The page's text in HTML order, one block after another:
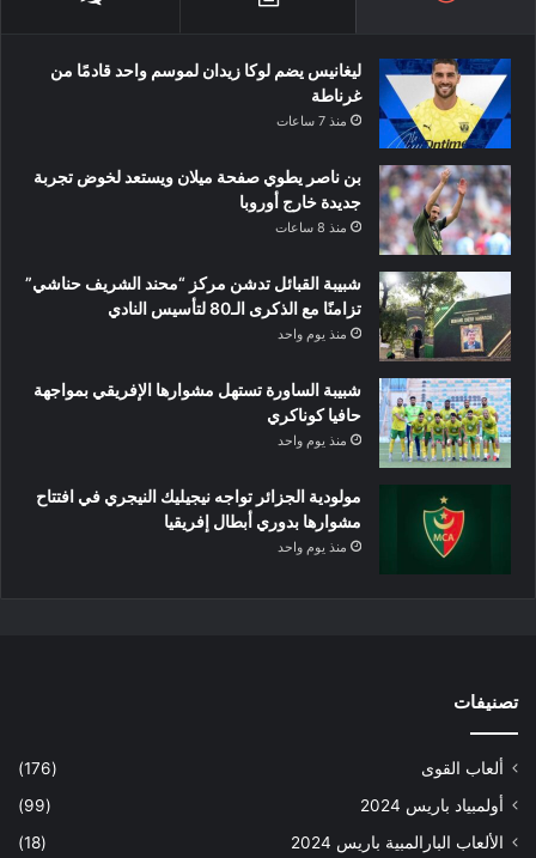
ليغانيس يضم لوكا زيدان لموسم واحد قادمًا من
غرناطة
منذ 7 ساعات
بن ناصر يطوي صفحة ميلان ويستعد لخوض تجربة
جديدة خارج أوروبا
منذ 8 ساعات
شبيبة القبائل تدشن مركز “محند الشريف حناشي”
تزامنًا مع الذكرى الـ80 لتأسيس النادي
منذ يوم واحد
شبيبة الساورة تستهل مشوارها الإفريقي بمواجهة
حافيا كوناكري
منذ يوم واحد
مولودية الجزائر تواجه نيجيليك النيجري في افتتاح
مشوارها بدوري أبطال إفريقيا
منذ يوم واحد
تصنيفات
ألعاب القوى
(176)
أولمبياد باريس 2024
(99)
الألعاب البارالمبية باريس 2024
(18)